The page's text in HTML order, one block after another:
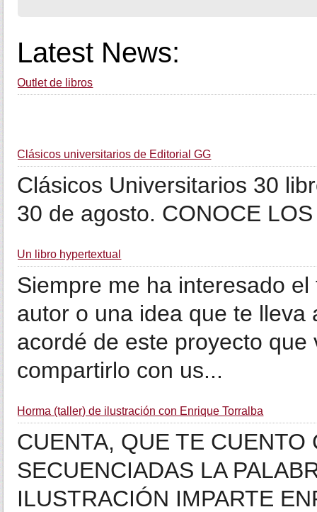
Latest News:
Outlet de libros
Clásicos universitarios de Editorial GG
Clásicos Universitarios 30
30 de agosto. CONOCE
Un libro hypertextual
Siempre me ha interesado
autor o una idea que te
acordé de este proyecto
compartirlo con us...
Horma (taller) de ilustración con Enrique Torralba
CUENTA, QUE TE
SECUENCIADAS LA
ILUSTRACIÓN IMPARTE